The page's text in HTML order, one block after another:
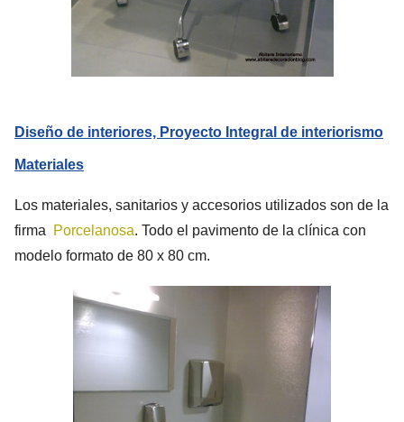
Diseño de interiores, Proyecto Integral de interiorismo
Materiales
Los materiales, sanitarios y accesorios utilizados son de la
firma
Porcelanosa. Todo el pavimento de la clínica con
modelo formato de 80 x 80 cm.